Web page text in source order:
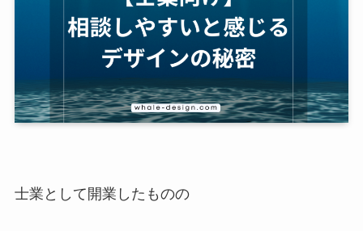
士業として開業したものの